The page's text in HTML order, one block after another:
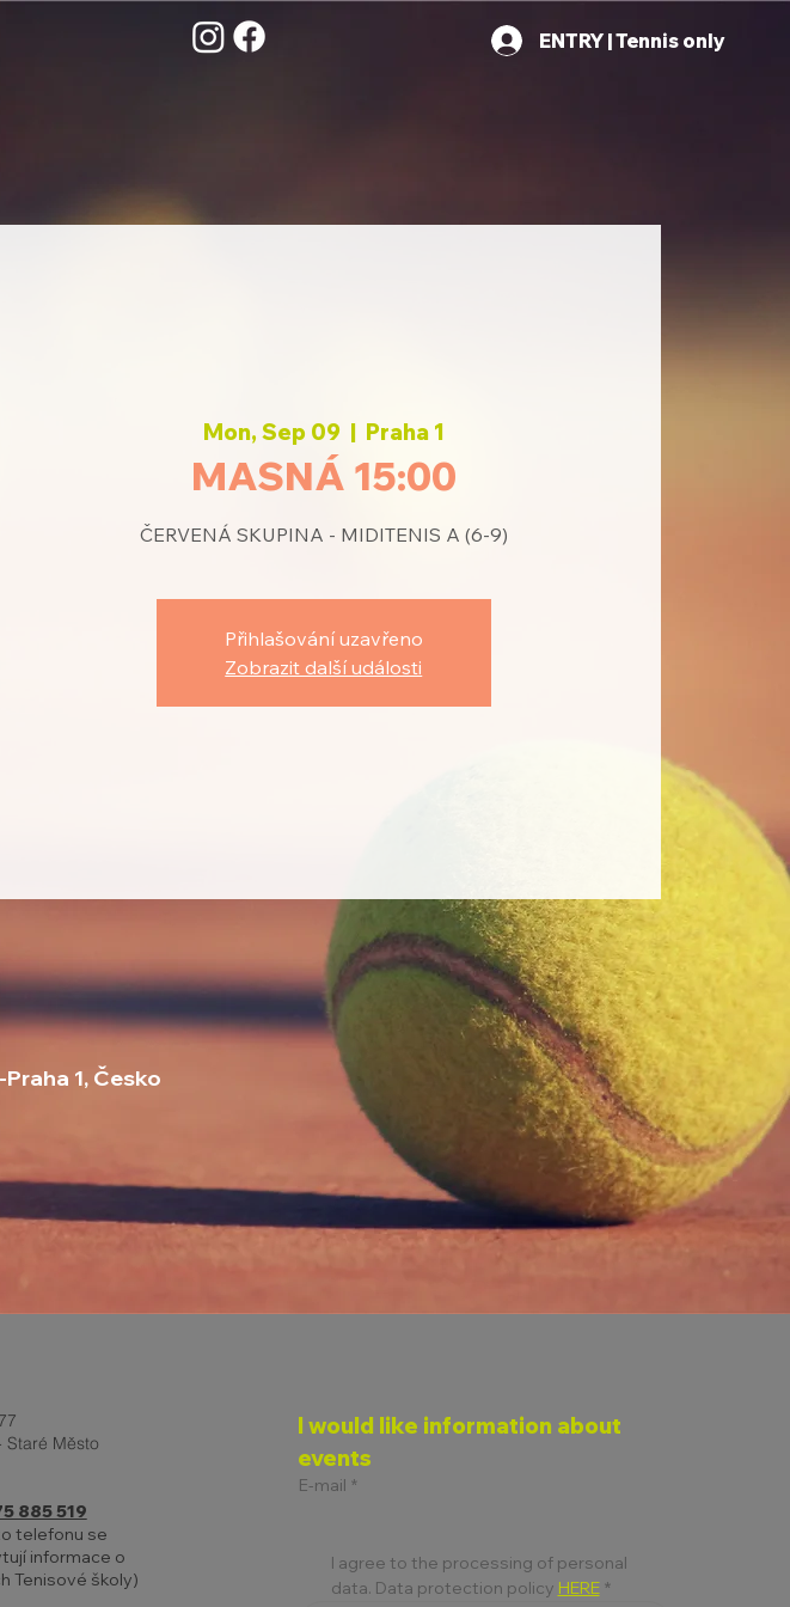
ENTRY | Tennis only
Mon, Sep 09
  |
Praha 1
MASNÁ 15:00
ČERVENÁ SKUPINA - MIDITENIS A (6-9)
Přihlašování uzavřeno
Zobrazit další události
1, Česko
Staré Město
885 519
telefonu se
informace o
Tenisové školy)
I would like information about
events
E-mail *
I agree to the processing of personal
data. Data protection policy HERE *